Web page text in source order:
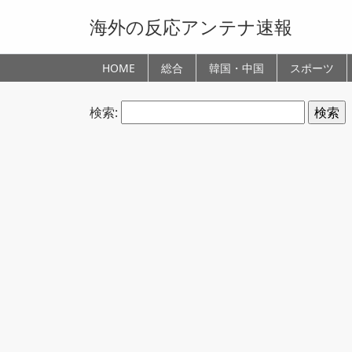
海外の反応アンテナ速報
HOME 総合 韓国・中国 スポーツ
検索: